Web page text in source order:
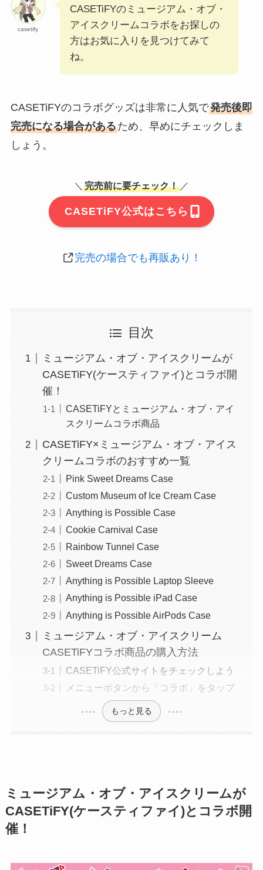
casetify
CASETiFYのミュージアム・オブ・
アイスクリームコラボをお探しの
方はお気に入りを見つけてみて
ね。
CASETiFYのコラボグッズは非常に人気で発売後即
完売になる場合があるため、早めにチェックしま
しょう。
＼ 完売前に要チェック！ ／
CASETiFY公式はこちら
完売の場合でも再販あり！
目次
ミュージアム・オブ・アイスクリームが
CASETiFY(ケースティファイ)とコラボ開
催！
CASETiFYとミュージアム・オブ・アイ
スクリームコラボ商品
CASETiFY×ミュージアム・オブ・アイス
クリームコラボのおすすめ一覧
Pink Sweet Dreams Case
Custom Museum of Ice Cream Case
Anything is Possible Case
Cookie Carnival Case
Rainbow Tunnel Case
Sweet Dreams Case
Anything is Possible Laptop Sleeve
Anything is Possible iPad Case
Anything is Possible AirPods Case
ミュージアム・オブ・アイスクリーム
CASETiFYコラボ商品の購入方法
CASETiFY公式サイトをチェックしよう
メニューボタンから「コラボ」をタップ
もっと見る
ミュージアム・オブ・アイスクリームが
CASETiFY(ケースティファイ)とコラボ開
催！